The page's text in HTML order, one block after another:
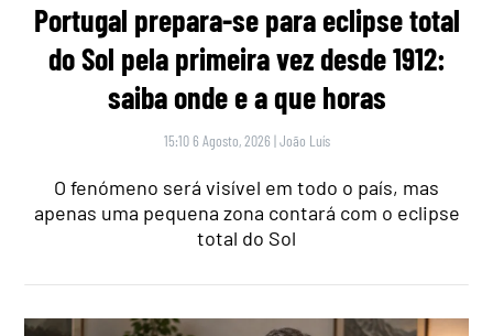
Portugal prepara-se para eclipse total
do Sol pela primeira vez desde 1912:
saiba onde e a que horas
15:10 6 Agosto, 2026 |João Luís
O fenómeno será visível em todo o país, mas
apenas uma pequena zona contará com o eclipse
total do Sol